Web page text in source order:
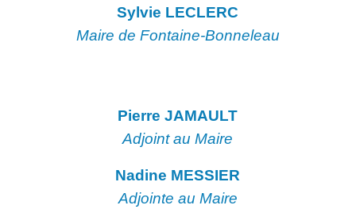
Sylvie LECLERC
Maire de Fontaine-Bonneleau
Pierre JAMAULT
Adjoint au Maire
Nadine MESSIER
Adjointe au Maire